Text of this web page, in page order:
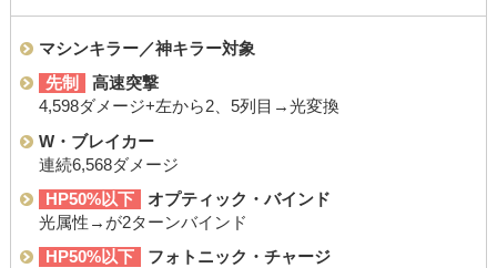
マシンキラー／神キラー対象
先制
高速突撃
4,598ダメージ+左から2、5列目→光変換
W・ブレイカー
連続6,568ダメージ
HP50%以下
オプティック・バインド
光属性→が2ターンバインド
HP50%以下
フォトニック・チャージ